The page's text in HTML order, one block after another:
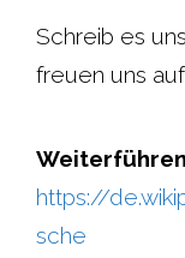
Schreib es
freuen uns
https://
sche